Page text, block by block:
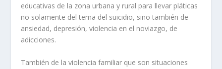
educativas de la zona urbana y rural para llevar pláticas
no solamente del tema del suicidio, sino también de
ansiedad, depresión, violencia en el noviazgo, de
adicciones.
También de la violencia familiar que son situaciones